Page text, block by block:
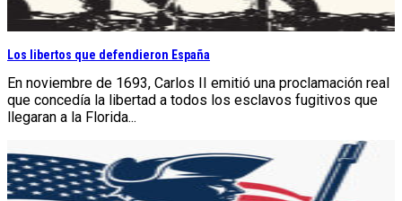
Los libertos que defendieron España
En noviembre de 1693, Carlos II emitió una proclamación real
que concedía la libertad a todos los esclavos fugitivos que
llegaran a la Florida...